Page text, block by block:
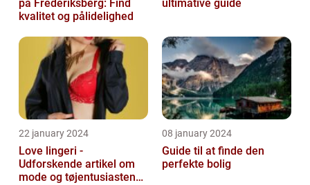
på Frederiksberg: Find
kvalitet og pålidelighed
ultimative guide
22 january 2024
Love lingeri -
Udforskende artikel om
mode og tøjentusiastens
08 january 2024
Guide til at finde den
perfekte bolig